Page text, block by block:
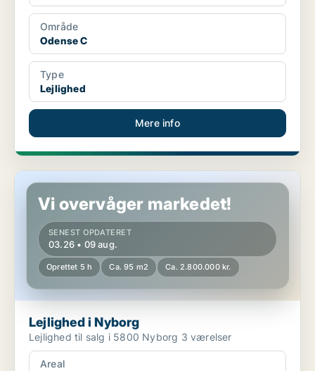
Område
Odense C
Type
Lejlighed
Mere info
Lejlighed i Nyborg
Vi overvåger markedet!
SENEST OPDATERET
03.26 • 09 aug.
Oprettet 5 h Ca. 95 m2 Ca. 2.800.000 kr.
Lejlighed i Nyborg
Lejlighed til salg i 5800 Nyborg 3 værelser
Areal